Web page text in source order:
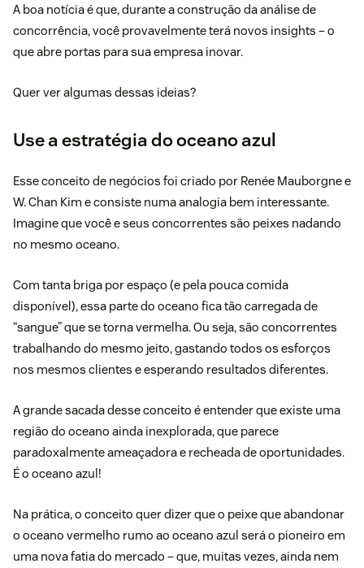
A boa notícia é que, durante a construção da análise de
concorrência, você provavelmente terá novos insights – o
que abre portas para sua empresa inovar.
Quer ver algumas dessas ideias?
Use a estratégia do oceano azul
Esse conceito de negócios foi criado por Renée Mauborgne e
W. Chan Kim e consiste numa analogia bem interessante.
Imagine que você e seus concorrentes são peixes nadando
no mesmo oceano.
Com tanta briga por espaço (e pela pouca comida
disponível), essa parte do oceano fica tão carregada de
“sangue” que se torna vermelha. Ou seja, são concorrentes
trabalhando do mesmo jeito, gastando todos os esforços
nos mesmos clientes e esperando resultados diferentes.
A grande sacada desse conceito é entender que existe uma
região do oceano ainda inexplorada, que parece
paradoxalmente ameaçadora e recheada de oportunidades.
É o oceano azul!
Na prática, o conceito quer dizer que o peixe que abandonar
o oceano vermelho rumo ao oceano azul será o pioneiro em
uma nova fatia do mercado – que, muitas vezes, ainda nem